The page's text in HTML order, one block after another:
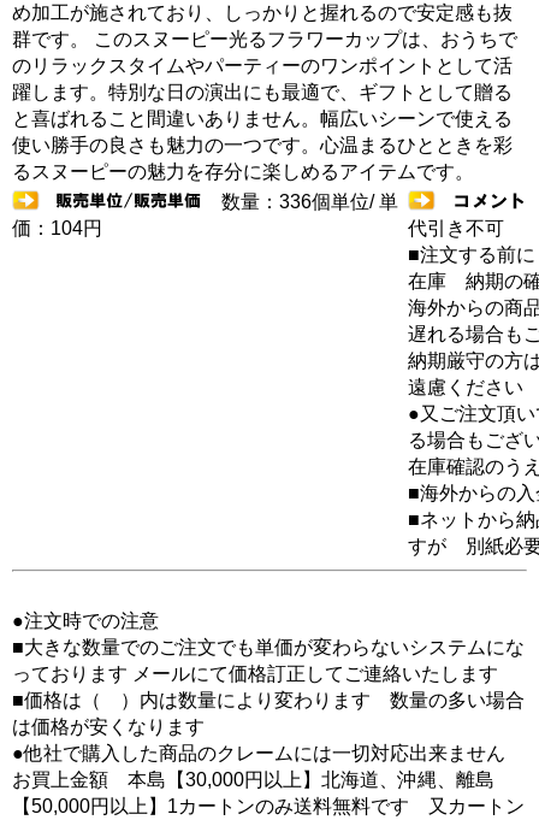
め加工が施されており、しっかりと握れるので安定感も抜
群です。 このスヌーピー光るフラワーカップは、おうちで
のリラックスタイムやパーティーのワンポイントとして活
躍します。特別な日の演出にも最適で、ギフトとして贈る
と喜ばれること間違いありません。幅広いシーンで使える
使い勝手の良さも魅力の一つです。心温まるひとときを彩
るスヌーピーの魅力を存分に楽しめるアイテムです。
数量：336個単位/ 単
価：104円
代引き不可
■注文する前に
在庫 納期の
海外からの商
遅れる場合も
納期厳守の方
遠慮ください
●又ご注文頂
る場合もござ
在庫確認のう
■海外からの
■ネットから
すが 別紙必
●注文時での注意
■大きな数量でのご注文でも単価が変わらないシステムにな
っております メールにて価格訂正してご連絡いたします
■価格は（ ）内は数量により変わります 数量の多い場合
は価格が安くなります
●他社で購入した商品のクレームには一切対応出来ません
お買上金額 本島【30,000円以上】北海道、沖縄、離島
【50,000円以上】1カートンのみ送料無料です 又カートン